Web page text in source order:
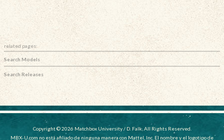
related pages:
Search Models
Search Releases
Copyright © 2026 Matchbox University / D. Falk, All Rights Reserved.
MBX-U.com no está afiliado de ninguna manera con Mattel, Inc. El nombre y el logotipo de